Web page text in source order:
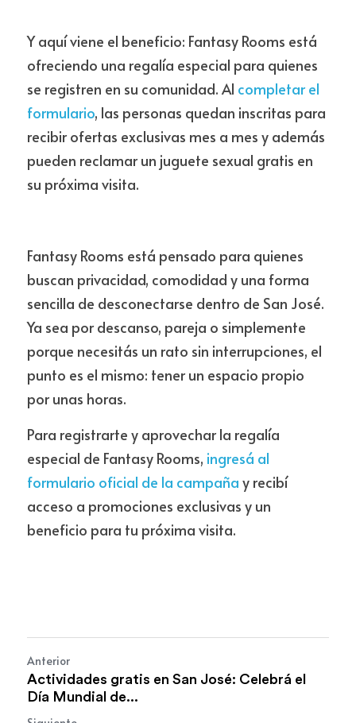
Y aquí viene el beneficio: Fantasy Rooms está
ofreciendo una regalía especial para quienes
se registren en su comunidad. Al completar el
formulario, las personas quedan inscritas para
recibir ofertas exclusivas mes a mes y además
pueden reclamar un juguete sexual gratis en
su próxima visita.
Fantasy Rooms está pensado para quienes
buscan privacidad, comodidad y una forma
sencilla de desconectarse dentro de San José.
Ya sea por descanso, pareja o simplemente
porque necesitás un rato sin interrupciones, el
punto es el mismo: tener un espacio propio
por unas horas.
Para registrarte y aprovechar la regalía
especial de Fantasy Rooms, ingresá al
formulario oficial de la campaña y recibí
acceso a promociones exclusivas y un
beneficio para tu próxima visita.
Anterior
Actividades gratis en San José: Celebrá el
Día Mundial de...